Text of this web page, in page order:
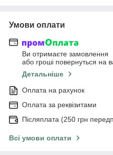
Умови оплати
Ви отримаєте замовлення
або гроші повернуться на
Детальніше
Оплата на рахунок
Оплата за реквізитами
Післяплата (250 грн
Всі умови оплати